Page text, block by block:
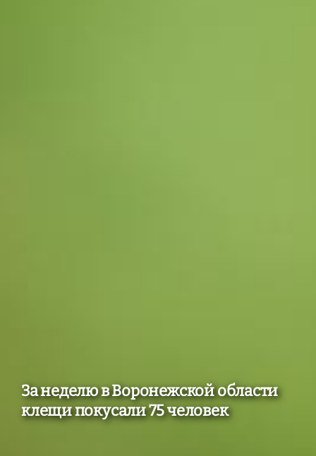
За неделю в Воронежской области
клещи покусали 75 человек